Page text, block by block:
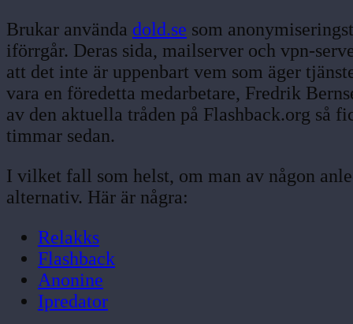
Brukar använda dold.se som
iförrgår. Deras sida, mailserver och vpn-
att det inte är uppenbart vem som äger
vara en föredetta medarbetare, Fredrik
av den aktuella tråden på Flashback.org så
timmar sedan.
I vilket fall som helst, om man av någon
alternativ. Här är några:
Relakks
Flashback
Anonine
Ipredator